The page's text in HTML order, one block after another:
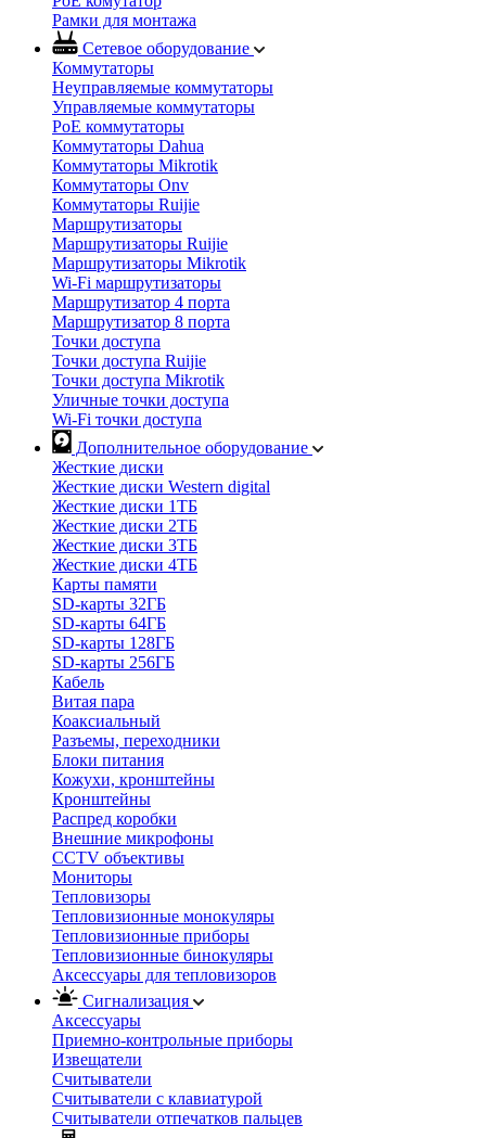
Рамки для монтажа
Сетевое оборудование
Коммутаторы
Неуправляемые коммутаторы
Управляемые коммутаторы
PoE коммутаторы
Коммутаторы Dahua
Коммутаторы Mikrotik
Коммутаторы Onv
Коммутаторы Ruijie
Маршрутизаторы
Маршрутизаторы Ruijie
Маршрутизаторы Mikrotik
Wi-Fi маршрутизаторы
Маршрутизатор 4 порта
Маршрутизатор 8 порта
Точки доступа
Точки доступа Ruijie
Точки доступа Mikrotik
Уличные точки доступа
Wi-Fi точки доступа
Дополнительное оборудование
Жесткие диски
Жесткие диски Western digital
Жесткие диски 1ТБ
Жесткие диски 2ТБ
Жесткие диски 3ТБ
Жесткие диски 4ТБ
Карты памяти
SD-карты 32ГБ
SD-карты 64ГБ
SD-карты 128ГБ
SD-карты 256ГБ
Кабель
Витая пара
Коаксиальный
Разъемы, переходники
Блоки питания
Кожухи, кронштейны
Кронштейны
Распред коробки
Внешние микрофоны
CCTV объективы
Мониторы
Тепловизоры
Тепловизионные монокуляры
Тепловизионные приборы
Тепловизионные бинокуляры
Аксессуары для тепловизоров
Сигнализация
Аксессуары
Приемно-контрольные приборы
Извещатели
Считыватели
Cчитыватели с клавиатурой
Cчитыватели отпечатков пальцев